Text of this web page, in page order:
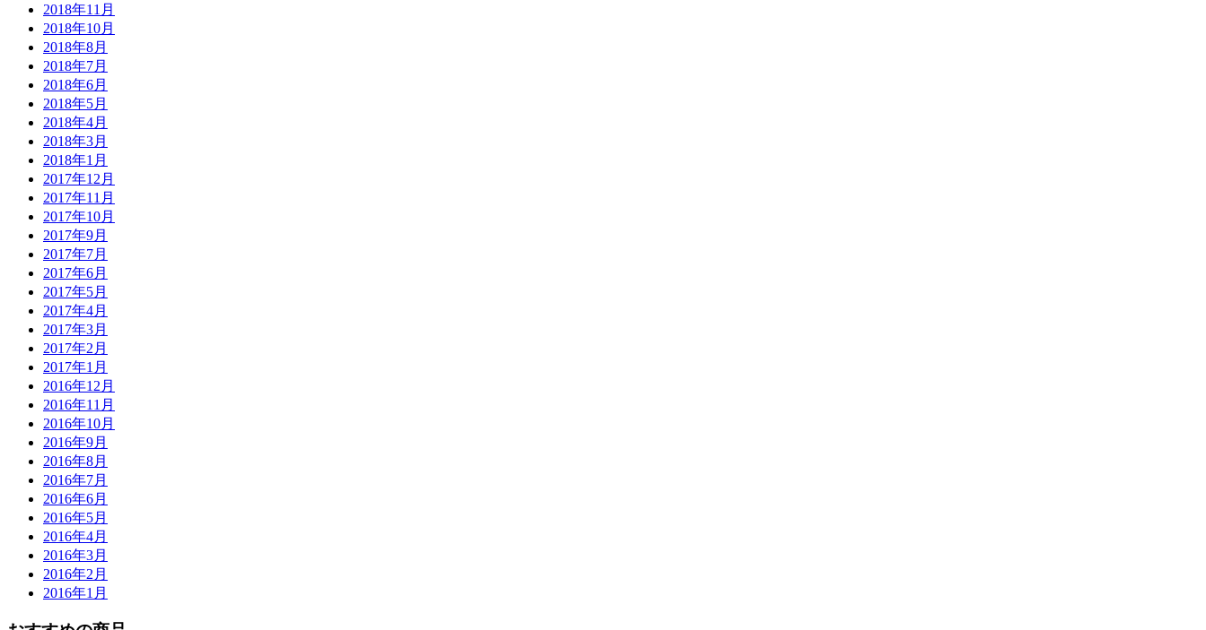
2018年11月
2018年10月
2018年8月
2018年7月
2018年6月
2018年5月
2018年4月
2018年3月
2018年1月
2017年12月
2017年11月
2017年10月
2017年9月
2017年7月
2017年6月
2017年5月
2017年4月
2017年3月
2017年2月
2017年1月
2016年12月
2016年11月
2016年10月
2016年9月
2016年8月
2016年7月
2016年6月
2016年5月
2016年4月
2016年3月
2016年2月
2016年1月